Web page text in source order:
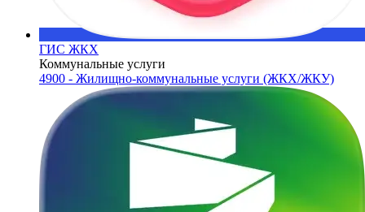
ГИС ЖКХ
Коммунальные услуги
4900 - Жилищно-коммунальные услуги (ЖКХ/ЖКУ)